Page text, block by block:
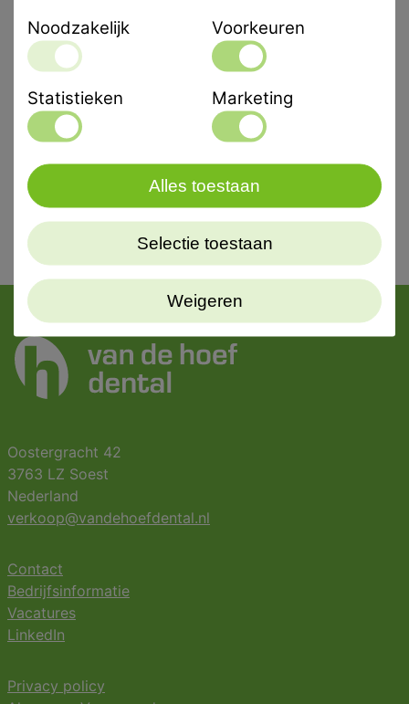
Productbeschrijving
Dentaal Instrument van Asa
Wasmes met houten handgreep en grote lepel. Lengte
17cm.
Oostergracht 42
3763 LZ Soest
Nederland
verkoop@vandehoefdental.nl
Contact
Bedrijfsinformatie
Vacatures
LinkedIn
Privacy policy
Noodzakelijk Voorkeuren
Statistieken Marketing
Weigeren
Selectie toestaan
Alles toestaan